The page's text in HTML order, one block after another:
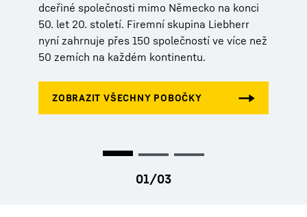
dceřiné společnosti mimo Německo na konci
50. let 20. století. Firemní skupina Liebherr
nyní zahrnuje přes 150 společností ve více než
50 zemích na každém kontinentu.
navržená řešení podle jejich konkrétních
potřeb. Ať se jedná o objednávky náhradních
dílů, výrobní licence nebo telemetrické
systémy – společnost Liebherr je vždy
firemní skupiny Liebherr.